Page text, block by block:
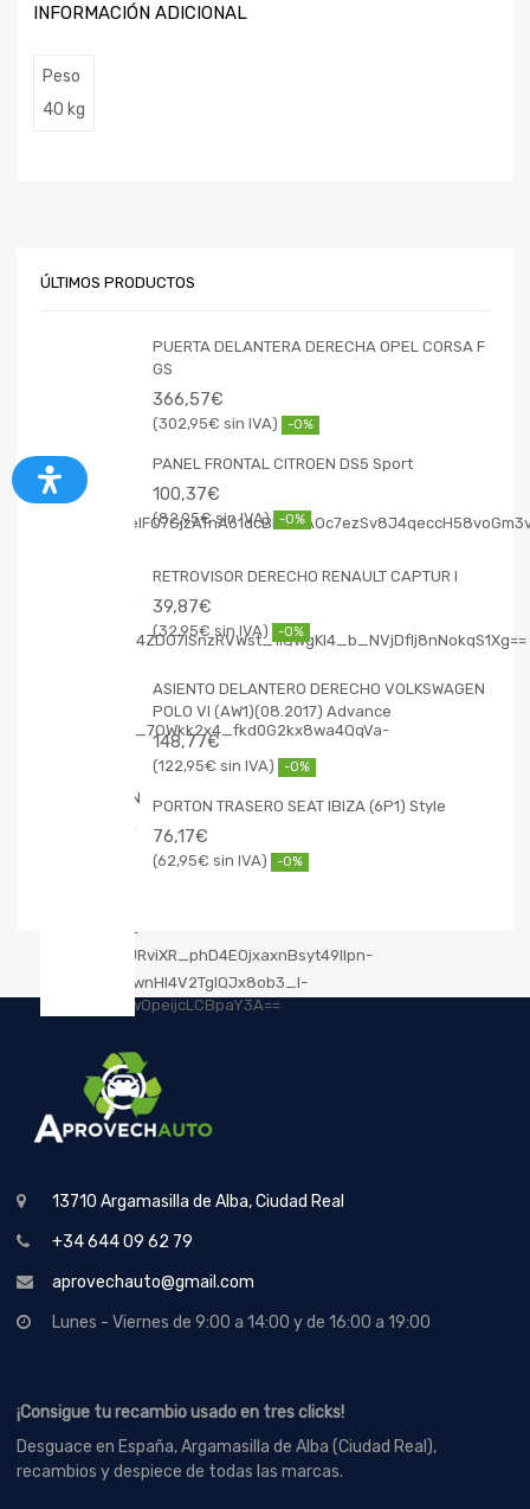
INFORMACIÓN ADICIONAL
Peso
40 kg
ÚLTIMOS PRODUCTOS
PUERTA DELANTERA DERECHA OPEL CORSA F
GS
366,57€
302,95€ -0%
PANEL FRONTAL CITROEN DS5 Sport
100,37€
82,95€ -0%
RETROVISOR DERECHO RENAULT CAPTUR I
39,87€
32,95€ -0%
ASIENTO DELANTERO DERECHO VOLKSWAGEN
POLO VI (AW1)(08.2017) Advance
148,77€
122,95€ -0%
PORTON TRASERO SEAT IBIZA (6P1) Style
76,17€
62,95€ -0%
13710 Argamasilla de Alba, Ciudad Real
+34 644 09 62 79
aprovechauto@gmail.com
Lunes - Viernes de 9:00 a 14:00 y de 16:00 a 19:00
¡Consigue tu recambio usado en tres clicks!
Desguace en España, Argamasilla de Alba (Ciudad Real),
recambios y despiece de todas las marcas.